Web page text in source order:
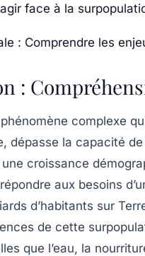
face à la
: Comprendre les
:
complexe
dépasse la capacité
croissance
aux besoins
d’habitants sur
de cette
que l’eau, la